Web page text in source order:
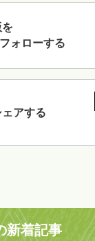
ォローする
アする
新着記事